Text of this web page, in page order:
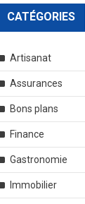
CATÉGORIES
Artisanat
Assurances
Bons plans
Finance
Gastronomie
Immobilier